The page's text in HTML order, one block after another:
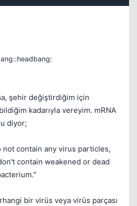
şehir değiştirdiğim için
kadarıyla vereyim. mRNA
diyor;
not contain any virus particles,
contain weakened or dead
bir virüs veya virüs parçası